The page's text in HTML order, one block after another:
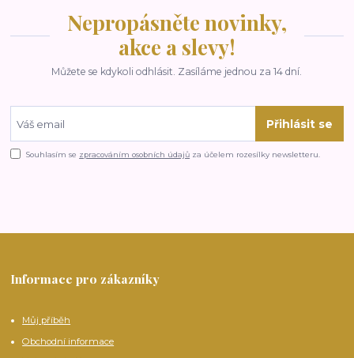
Nepropásněte novinky,
akce a slevy!
Můžete se kdykoli odhlásit. Zasíláme jednou za 14 dní.
Přihlásit se
Souhlasím se zpracováním osobních údajů za účelem rozesílky newsletteru.
Informace pro zákazníky
Můj příběh
Obchodní informace